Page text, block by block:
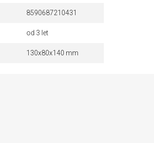
8590687210431
od 3 let
130x80x140 mm